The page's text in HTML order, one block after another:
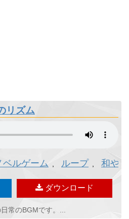
リズム
ベルゲーム ループ 和やか
ダウンロード
常のBGMです。...